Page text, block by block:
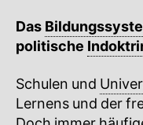
Das
politische
Schulen und
Lernens und der